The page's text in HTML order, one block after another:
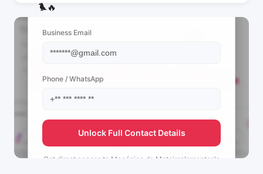
📩 View Contact Info
Business Email
Phone / WhatsApp
Unlock Full Contact Details
Get direct access to Mecánica de Motoimplementos's